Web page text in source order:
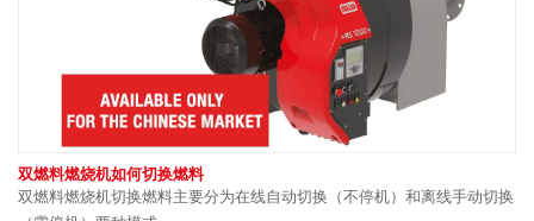
双燃料燃烧机如何切换燃料
双燃料燃烧机切换燃料主要分为在线自动切换（不停机）和离线手动切换